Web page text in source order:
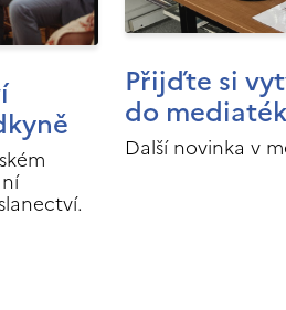
Přijďte si
do
Další novinka v